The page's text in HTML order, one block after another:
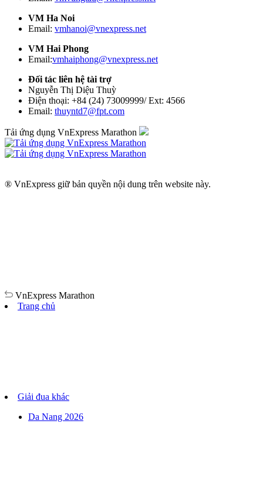
VM Ha Noi
Email: vmhanoi@vnexpress.net
VM Hai Phong
Email:vmhaiphong@vnexpress.net
Đối tác liên hệ tài trợ
Nguyễn Thị Diệu Thuỳ
Điện thoại: +84 (24) 73009999/ Ext: 4566
Email: thuyntd7@fpt.com
Tải ứng dụng VnExpress Marathon
® VnExpress giữ bản quyền nội dung trên website này.
VnExpress Marathon
Trang chủ
Giải đua khác
Da Nang 2026